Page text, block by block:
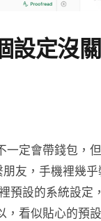
設定沒
定會帶錢包，
友，手機裡幾
預設的系統設定
看似貼心的預